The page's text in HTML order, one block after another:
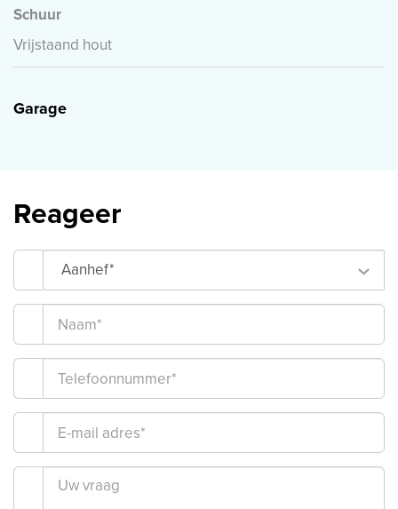
Schuur
Vrijstaand hout
Garage
Reageer
Aanhef*